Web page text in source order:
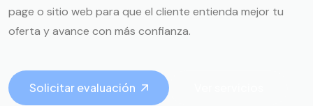
page o sitio web para que el cliente entienda mejor tu
oferta y avance con más confianza.
Solicitar evaluación